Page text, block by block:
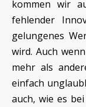
kommen wir
fehlender
gelungenes
wird. Auch
mehr als
einfach
auch, wie es